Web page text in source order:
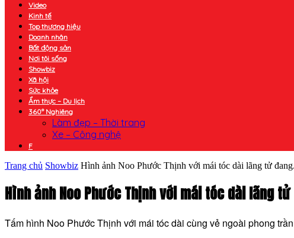
Video
Kinh tế
Top thương hiệu
Doanh nhân
Bất động sản
Nơi tôi sống
Showbiz
Xã hội
Sức khỏe
Ẩm thực – Du lịch
360° Nghiêng
Làm đẹp – Thời trang
Xe – Công nghệ
F
Trang chủ Showbiz Hình ảnh Noo Phước Thịnh với mái tóc dài lãng tử
Hình ảnh Noo Phước Thịnh với mái tóc dài lãng
Tấm hình Noo Phước Thịnh với mái tóc dài cùng vẻ ngoài phong